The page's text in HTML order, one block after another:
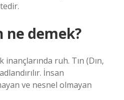
demek?
ruh. Tın (Dın,
İnsan
ve nesnel olmayan